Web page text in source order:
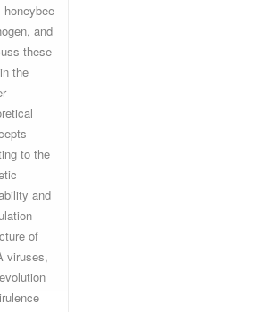
honeybee
and
these
the
to the
and
of
viruses,